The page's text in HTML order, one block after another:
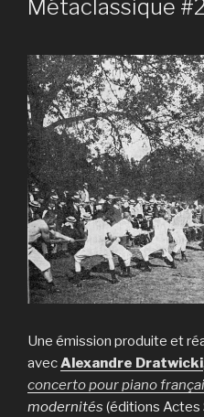
Métaclassique
Une émission produite et
avecAlexandre Dratwicki
concerto pour piano
modernités (éditions Actes